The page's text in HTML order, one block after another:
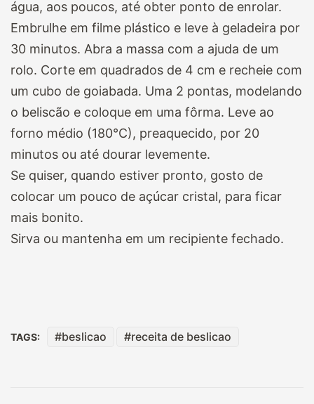
água, aos poucos, até obter ponto de enrolar.
Embrulhe em filme plástico e leve à geladeira por
30 minutos. Abra a massa com a ajuda de um
rolo. Corte em quadrados de 4 cm e recheie com
um cubo de goiabada. Uma 2 pontas, modelando
o beliscão e coloque em uma fôrma. Leve ao
forno médio (180°C), preaquecido, por 20
minutos ou até dourar levemente.
Se quiser, quando estiver pronto, gosto de
colocar um pouco de açúcar cristal, para ficar
mais bonito.
Sirva ou mantenha em um recipiente fechado.
TAGS: beslicao receita de beslicao